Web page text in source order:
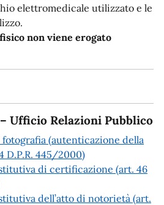
elettromedicale utilizzato e le
non viene erogato
Ufficio Relazioni Pubblico
fotografia (autenticazione della
D.P.R. 445/2000)
di certificazione (art. 46
dell’atto di notorietà (art.